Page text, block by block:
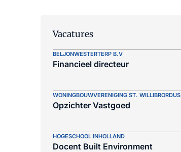
Vacatures
BELJONWESTERTERP B.V
Financieel directeur
WONINGBOUWVERENIGING ST. WILLIBRORDUS
Opzichter Vastgoed
HOGESCHOOL INHOLLAND
Docent Built Environment